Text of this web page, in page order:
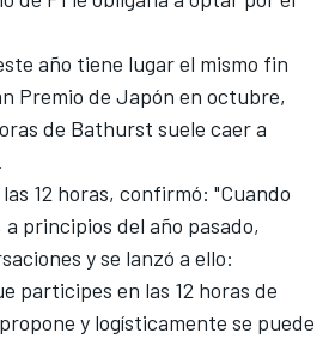
año tiene lugar el mismo fin
Premio de Japón en octubre,
de Bathurst suele caer a
12 horas, confirmó: "Cuando
principios del año pasado,
y se lanzó a ello:
participes en las 12 horas de
y logísticamente se puede